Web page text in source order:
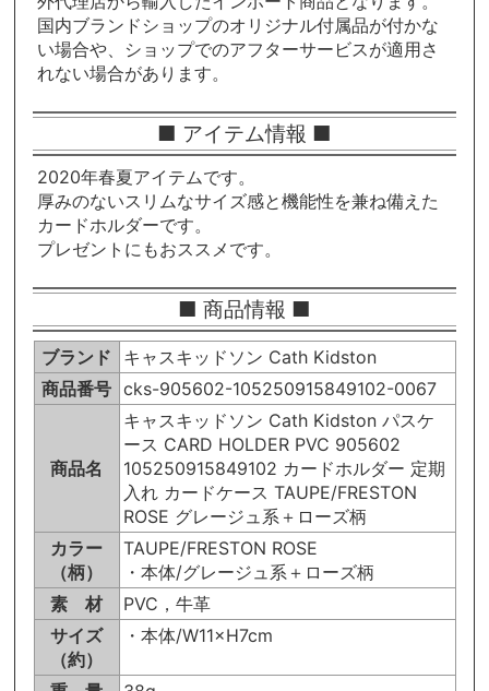
国内ブランドショップのオリジナル付属品が付かな
い場合や、ショップでのアフターサービスが適用さ
れない場合があります。
■ アイテム情報 ■
2020年春夏アイテムです。
厚みのないスリムなサイズ感と機能性を兼ね備えた
カードホルダーです。
プレゼントにもおススメです。
■ 商品情報 ■
ブランド
キャスキッドソン Cath Kidston
商品番号 cks-905602-105250915849102-0067
商品名
キャスキッドソン Cath Kidston パスケ
ース CARD HOLDER PVC 905602
105250915849102 カードホルダー 定期
入れ カードケース TAUPE/FRESTON
ROSE グレージュ系＋ローズ柄
カラー
（柄）
TAUPE/FRESTON ROSE
・本体/グレージュ系＋ローズ柄
素 材
PVC，牛革
サイズ
（約）
・本体/W11×H7cm